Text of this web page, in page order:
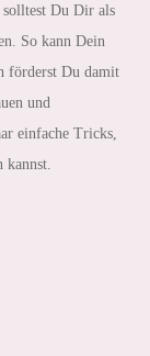
solltest Du Dir als
So kann Dein
förderst Du damit
und
einfache Tricks,
kannst.